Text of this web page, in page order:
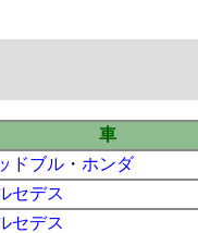
車
ドブル ・ ホンダ
セデス
セデス